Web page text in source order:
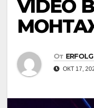
VIDEO
От ERFOLG
ОКТ 17,